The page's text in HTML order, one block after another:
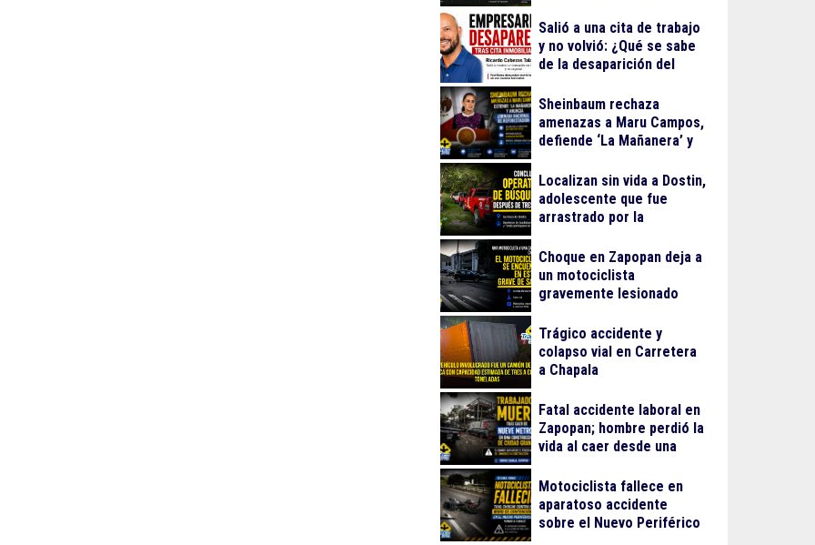
Salió a una cita de trabajo
y no volvió: ¿Qué se sabe
de la desaparición del
Cabezas Talavera?
Sheinbaum rechaza
amenazas a Maru Campos,
defiende ‘La Mañanera’ y
de Reforestación
Localizan sin vida a Dostin,
adolescente que fue
arrastrado por la
de Oblatos
Choque en Zapopan deja a
un motociclista
gravemente lesionado
Trágico accidente y
colapso vial en Carretera
a Chapala
Fatal accidente laboral en
Zapopan; hombre perdió la
vida al caer desde una
Motociclista fallece en
aparatoso accidente
sobre el Nuevo Periférico